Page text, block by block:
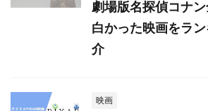
劇場版名探偵コナ
白かった映画をラ
介
映画